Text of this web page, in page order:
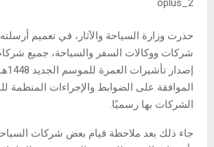
oplus_2
حذرت وزارة السياحة والآثار، في تعميم
شركات ووكالات السفر والسياحة، جميع
الموافقة على الضوابط والإجراءات المنظمة
الشركات بها رسميًا.
جاء ذلك بعد ملاحظة قيام بعض شركات